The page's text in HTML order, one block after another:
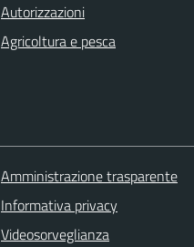
Autorizzazioni
Agricoltura e pesca
Amministrazione trasparente
Informativa privacy
Videosorveglianza